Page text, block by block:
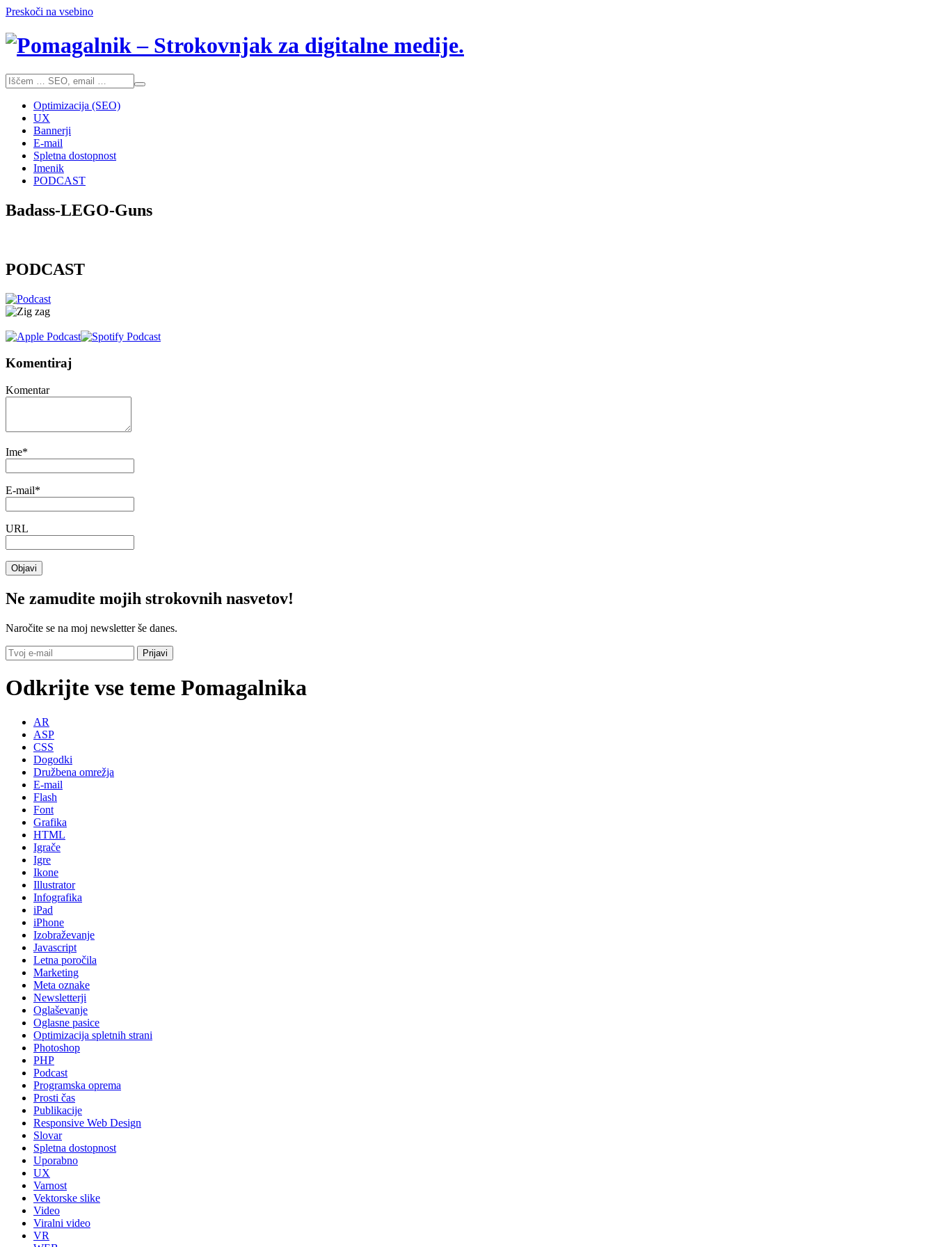
Preskoči na vsebino
Optimizacija (SEO)
UX
Bannerji
E-mail
Spletna dostopnost
Imenik
PODCAST
Badass-LEGO-Guns
PODCAST
Komentiraj
Komentar
Ime*
E-mail*
URL
Ne zamudite mojih strokovnih nasvetov!
Naročite se na moj newsletter še danes.
Odkrijte vse teme Pomagalnika
AR
ASP
CSS
Dogodki
Družbena omrežja
E-mail
Flash
Font
Grafika
HTML
Igrače
Igre
Ikone
Illustrator
Infografika
iPad
iPhone
Izobraževanje
Javascript
Letna poročila
Marketing
Meta oznake
Newsletterji
Oglaševanje
Oglasne pasice
Optimizacija spletnih strani
Photoshop
PHP
Podcast
Programska oprema
Prosti čas
Publikacije
Responsive Web Design
Slovar
Spletna dostopnost
Uporabno
UX
Varnost
Vektorske slike
Video
Viralni video
VR